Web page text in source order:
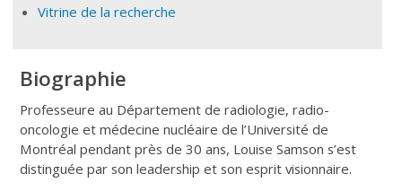
Vitrine de la recherche
Biographie
Professeure au Département de radiologie, radio-
oncologie et médecine nucléaire de l’Université de
Montréal pendant près de 30 ans, Louise Samson s’est
distinguée par son leadership et son esprit visionnaire.